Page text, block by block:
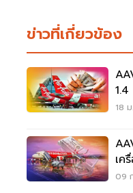
ข่าวที่เกี่ยวข้อง
18
เค
09